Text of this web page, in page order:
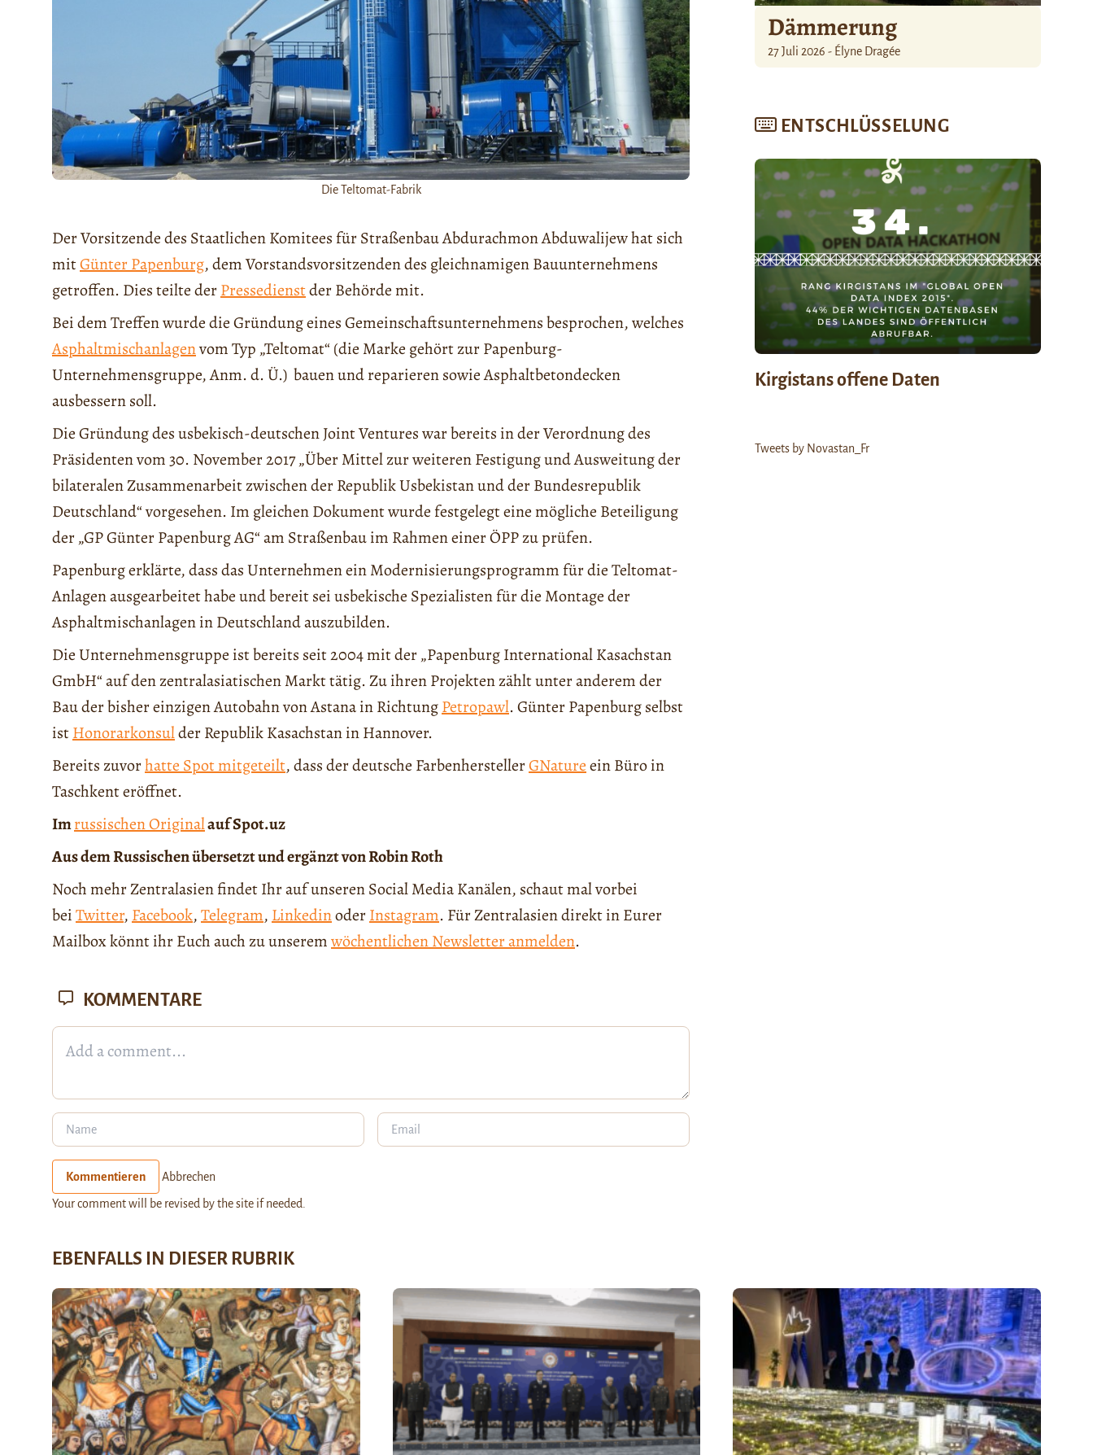
Die Teltomat-Fabrik
Der Vorsitzende des Staatlichen Komitees für Straßenbau Abdurachmon Abduwalijew hat sich
mitGünter Papenburg, dem Vorstandsvorsitzenden des gleichnamigen Bauunternehmens
getroffen. Dies teilte derPressedienstder Behörde mit.
Bei dem Treffen wurde die Gründung eines Gemeinschaftsunternehmens besprochen, welches
Asphaltmischanlagenvom Typ „Teltomat“ (die Marke gehört zur Papenburg-
Unternehmensgruppe, Anm. d. Ü.) bauen und reparieren sowie Asphaltbetondecken
ausbessern soll.
Die Gründung des usbekisch-deutschen Joint Ventures war bereits in der Verordnung des
Präsidenten vom 30. November 2017 „Über Mittel zur weiteren Festigung und Ausweitung der
bilateralen Zusammenarbeit zwischen der Republik Usbekistan und der Bundesrepublik
Deutschland“ vorgesehen. Im gleichen Dokument wurde festgelegt eine mögliche Beteiligung
der „GP Günter Papenburg AG“ am Straßenbau im Rahmen einer ÖPP zu prüfen.
Papenburg erklärte, dass das Unternehmen ein Modernisierungsprogramm für die Teltomat-
Anlagen ausgearbeitet habe und bereit sei usbekische Spezialisten für die Montage der
Asphaltmischanlagen in Deutschland auszubilden.
Die Unternehmensgruppe ist bereits seit 2004 mit der „Papenburg International Kasachstan
GmbH“ auf den zentralasiatischen Markt tätig. Zu ihren Projekten zählt unter anderem der
Bau der bisher einzigen Autobahn von Astana in RichtungPetropawl. Günter Papenburg selbst
istHonorarkonsulder Republik Kasachstan in Hannover.
Bereits zuvorhatte Spot mitgeteilt, dass der deutsche FarbenherstellerGNatureein Büro in
Taschkent eröffnet.
Imrussischen Originalauf Spot.uz
Aus dem Russischen übersetzt und ergänzt von Robin Roth
Noch mehr Zentralasien findet Ihr auf unseren Social Media Kanälen, schaut mal vorbei
beiTwitter, Facebook,Telegram, LinkedinoderInstagram. Für Zentralasien direkt in Eurer
Mailbox könnt ihr Euch auch zu unseremwöchentlichen Newsletter anmelden.
Dämmerung
27 Juli 2026 - Élyne Dragée
ENTSCHLÜSSELUNG
Kirgistans offene Daten
Tweets by Novastan_Fr
KOMMENTARE
Kommentieren Abbrechen
Your comment will be revised by the site if needed.
EBENFALLS IN DIESER RUBRIK